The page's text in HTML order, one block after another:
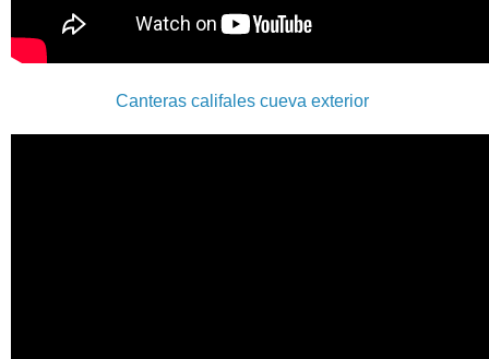
Canteras califales cueva exterior